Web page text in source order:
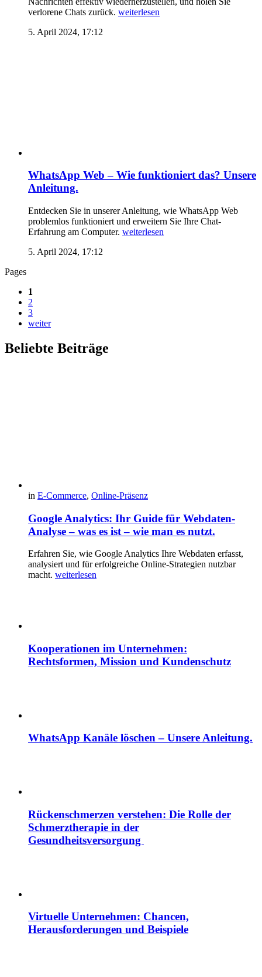
verlorene Chats zurück. weiterlesen
5. April 2024, 17:12
WhatsApp Web – Wie funktioniert das? Unsere
Anleitung.
Entdecken Sie in unserer Anleitung, wie WhatsApp Web
problemlos funktioniert und erweitern Sie Ihre Chat-
Erfahrung am Computer. weiterlesen
5. April 2024, 17:12
Pages
1
2
3
weiter
Beliebte Beiträge
in E-Commerce, Online-Präsenz
Google Analytics: Ihr Guide für Webdaten-
Analyse – was es ist – wie man es nutzt.
Erfahren Sie, wie Google Analytics Ihre Webdaten erfasst,
analysiert und für erfolgreiche Online-Strategien nutzbar
macht. weiterlesen
Kooperationen im Unternehmen:
Rechtsformen, Mission und Kundenschutz
WhatsApp Kanäle löschen – Unsere Anleitung.
Rückenschmerzen verstehen: Die Rolle der
Schmerztherapie in der
Gesundheitsversorgung
Virtuelle Unternehmen: Chancen,
Herausforderungen und Beispiele